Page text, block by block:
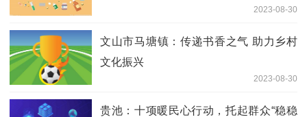
2023-08-30
文山市马塘镇：传递书香之气 助力乡村
文化振兴
2023-08-30
贵池：十项暖民心行动，托起群众“稳稳